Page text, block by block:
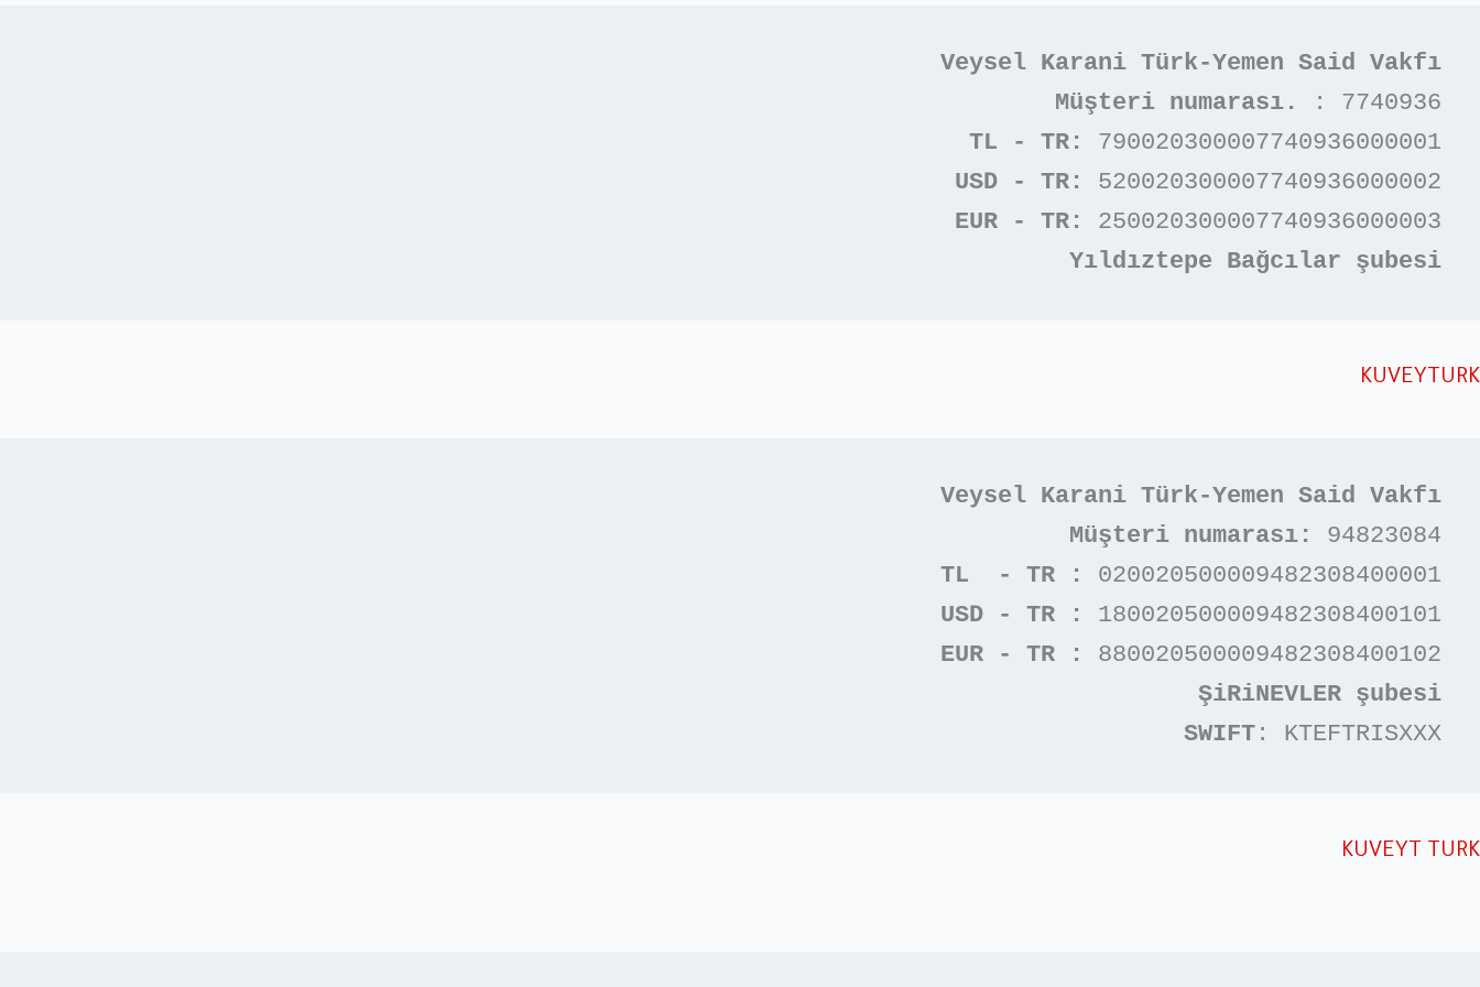
Veysel Karani Türk-Yemen Said Vakfı
Müşteri numarası.
: 7740936
TL - TR:
790020300007740936000001
USD - TR:
520020300007740936000002
EUR - TR:
250020300007740936000003
Yıldıztepe Bağcılar şubesi
KUVEYTURK
Veysel Karani Türk-Yemen Said Vakfı
Müşteri numarası:
94823084
TL  - TR :
020020500009482308400001
USD - TR :
180020500009482308400101
EUR - TR :
880020500009482308400102
ŞiRiNEVLER şubesi
SWIFT: KTEFTRISXXX
KUVEYT TURK